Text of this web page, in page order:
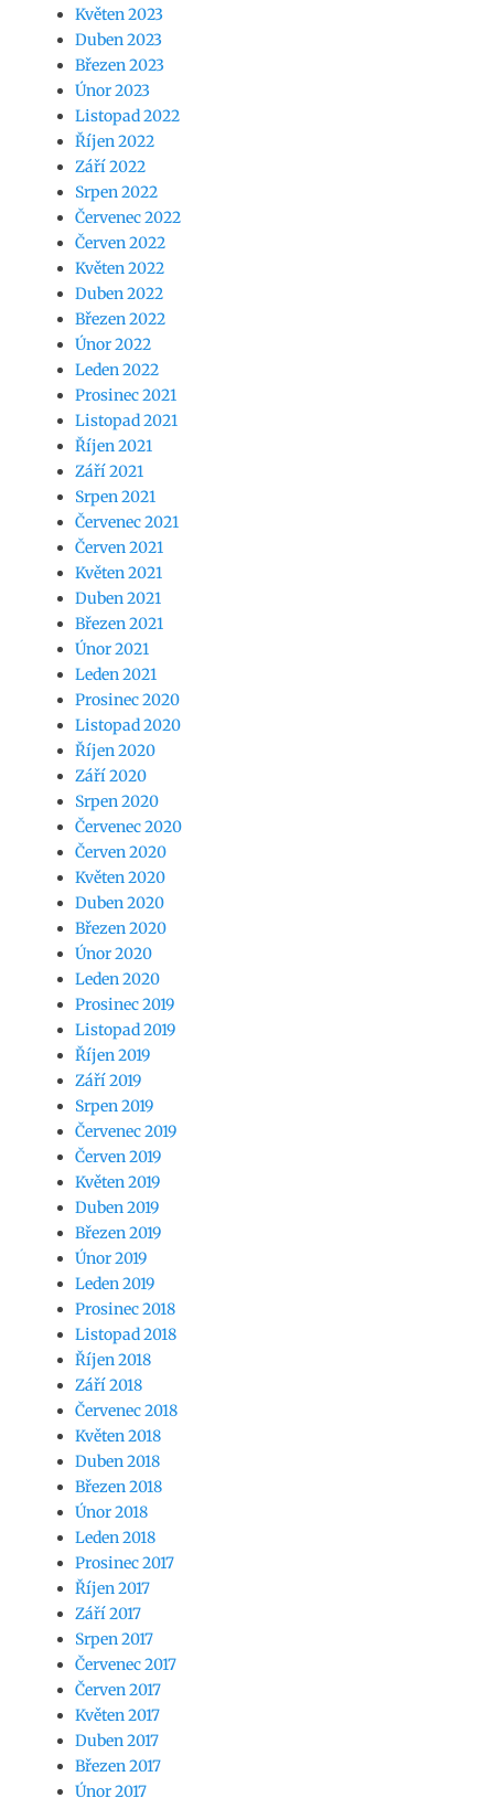
Květen 2023
Duben 2023
Březen 2023
Únor 2023
Listopad 2022
Říjen 2022
Září 2022
Srpen 2022
Červenec 2022
Červen 2022
Květen 2022
Duben 2022
Březen 2022
Únor 2022
Leden 2022
Prosinec 2021
Listopad 2021
Říjen 2021
Září 2021
Srpen 2021
Červenec 2021
Červen 2021
Květen 2021
Duben 2021
Březen 2021
Únor 2021
Leden 2021
Prosinec 2020
Listopad 2020
Říjen 2020
Září 2020
Srpen 2020
Červenec 2020
Červen 2020
Květen 2020
Duben 2020
Březen 2020
Únor 2020
Leden 2020
Prosinec 2019
Listopad 2019
Říjen 2019
Září 2019
Srpen 2019
Červenec 2019
Červen 2019
Květen 2019
Duben 2019
Březen 2019
Únor 2019
Leden 2019
Prosinec 2018
Listopad 2018
Říjen 2018
Září 2018
Červenec 2018
Květen 2018
Duben 2018
Březen 2018
Únor 2018
Leden 2018
Prosinec 2017
Říjen 2017
Září 2017
Srpen 2017
Červenec 2017
Červen 2017
Květen 2017
Duben 2017
Březen 2017
Únor 2017